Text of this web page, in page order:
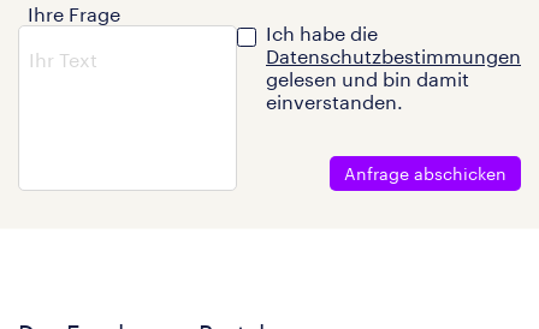
Ihre Frage
Ich habe die
Datenschutzbestimmungen
gelesen und bin damit
einverstanden.
Anfrage abschicken